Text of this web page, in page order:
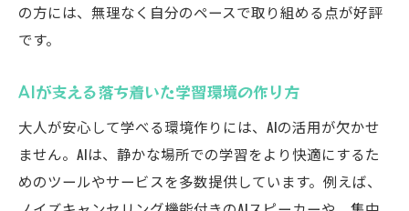
の方には、無理なく自分のペースで取り組める点が好評
です。
AIが支える落ち着いた学習環境の作り方
大人が安心して学べる環境作りには、AIの活用が欠かせ
ません。AIは、静かな場所での学習をより快適にするた
めのツールやサービスを多数提供しています。例えば、